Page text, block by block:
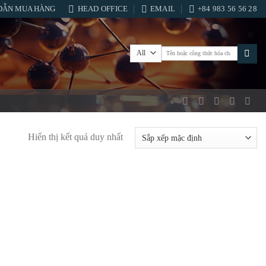
MUA HÀNG HEAD OFFICE EMAIL +84 983 56 56 28
Tìm
kiếm:
Hiển thị kết quả duy nhất